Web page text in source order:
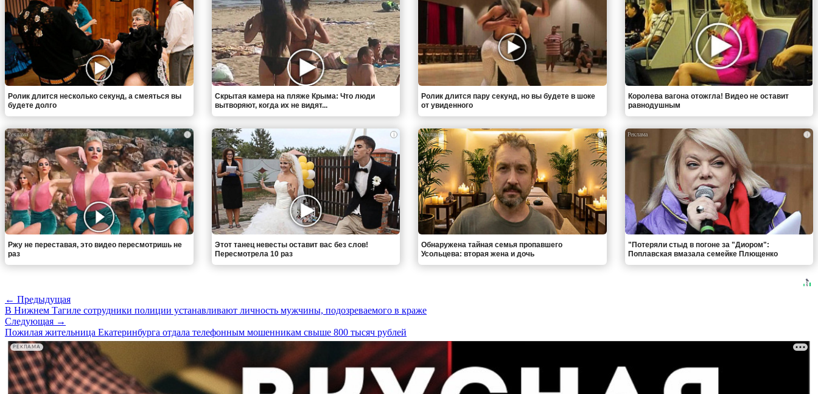
Ролик длится несколько секунд, а смеяться вы
будете долго
Скрытая камера на пляже Крыма: Что люди
вытворяют, когда их не видят...
Ролик длится пару секунд, но вы будете в шоке
от увиденного
Королева вагона отожгла! Видео не оставит
равнодушным
i
Ржу не переставая, это видео пересмотришь не
раз
i
Этот танец невесты оставит вас без слов!
Пересмотрела 10 раз
i
Обнаружена тайная семья пропавшего
Усольцева: вторая жена и дочь
i
"Потеряли стыд в погоне за "Диором":
Поплавская вмазала семейке Плющенко
← Предыдущая
В Нижнем Тагиле сотрудники полиции устанавливают личность мужчины, подозреваемого в краже
Следующая →
Пожилая жительница Екатеринбурга отдала телефонным мошенникам свыше 800 тысяч рублей
РЕКЛАМА